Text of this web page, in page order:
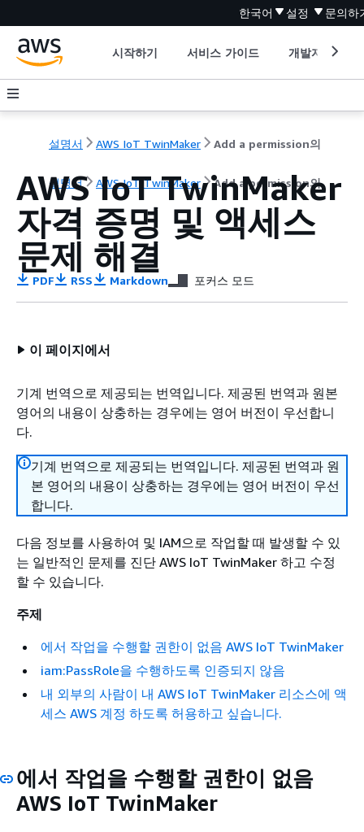
한국어 설정 문의하
시작하기 서비스 가이드 개발자 도구
설명서 AWS IoT TwinMaker Add a permission의
설명서 AWS IoT TwinMaker Add a permission의
AWS IoT TwinMaker
자격 증명 및 액세스
문제 해결
PDF RSS Markdown 포커스 모드
이 페이지에서
기계 번역으로 제공되는 번역입니다. 제공된 번역과 원본
영어의 내용이 상충하는 경우에는 영어 버전이 우선합니
다.
기계 번역으로 제공되는 번역입니다. 제공된 번역과 원
본 영어의 내용이 상충하는 경우에는 영어 버전이 우선
합니다.
다음 정보를 사용하여 및 IAM으로 작업할 때 발생할 수 있
는 일반적인 문제를 진단 AWS IoT TwinMaker 하고 수정
할 수 있습니다.
주제
에서 작업을 수행할 권한이 없음 AWS IoT TwinMaker
iam:PassRole을 수행하도록 인증되지 않음
내 외부의 사람이 내 AWS IoT TwinMaker 리소스에 액
세스 AWS 계정 하도록 허용하고 싶습니다.
에서 작업을 수행할 권한이 없음
AWS IoT TwinMaker